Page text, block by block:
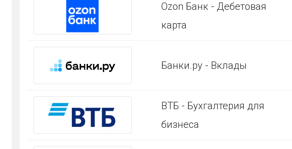
Ozon Банк - Дебетовая
карта
Банки.ру - Вклады
ВТБ - Бухгалтерия для
бизнеса